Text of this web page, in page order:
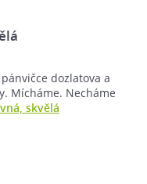
dozlatova a
Mícháme. Necháme
skvělá